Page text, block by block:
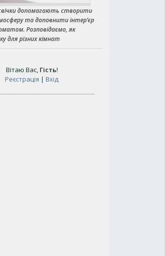
допомагають створити
та доповнити інтер’єр
Розповідаємо, як
для різних кімнат
Вітаю Вас, Гість!
Реєстрація | Вхід